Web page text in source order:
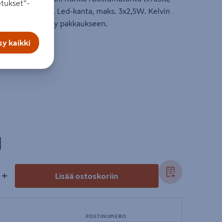
Uloke 8 cm. Led-kanta, maks. 3x2,5W. Kelvin
sisältyy pakkaukseen.
+ Lisää ostoskoriin
POSTINUMERO
kaikki